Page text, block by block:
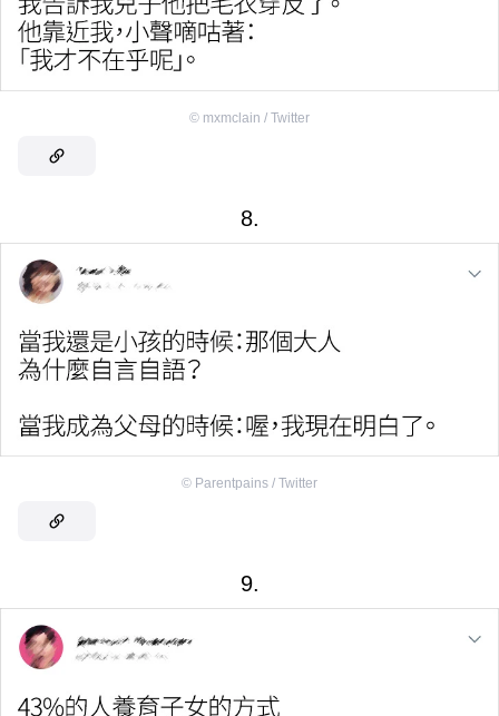
© mxmclain / Twitter
8.
© Parentpains / Twitter
9.